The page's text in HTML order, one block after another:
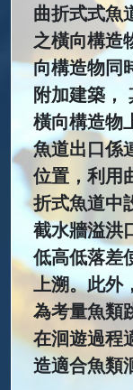
曲折式式魚
之橫向構造
向構造物同
附加建築，
橫向構造物
魚道出口係
位置，利用
折式魚道中
截水牆溢洪
低高低落差
上溯。此外
為考量魚類
在洄遊過程
造適合魚類